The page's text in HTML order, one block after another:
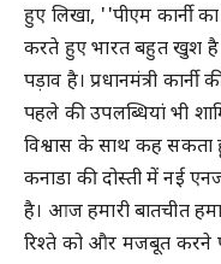
हुए ल‍िखा, ''पीएम कार्नी
करते हुए भारत बहुत खुश
पड़ाव है। प्रधानमंत्री
पहले की उपलब्धियां भी
विश्वास के साथ कह सकता
कनाडा की दोस्ती में नई
है। आज हमारी बातचीत
रिश्ते को और मजबूत करने